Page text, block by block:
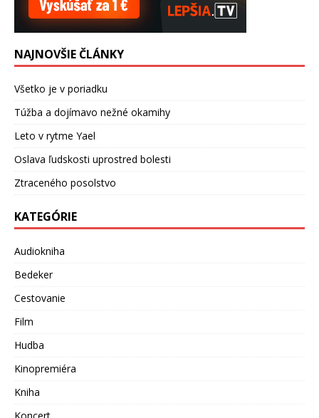
NAJNOVŠIE ČLÁNKY
Všetko je v poriadku
Túžba a dojímavo nežné okamihy
Leto v rytme Yael
Oslava ľudskosti uprostred bolesti
Ztraceného posolstvo
KATEGÓRIE
Audiokniha
Bedeker
Cestovanie
Film
Hudba
Kinopremiéra
Kniha
Koncert